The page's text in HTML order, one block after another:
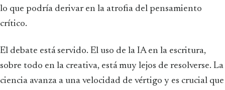
lo que podría derivar en la atrofia del pensamiento
crítico.
El debate está servido. El uso de la IA en la escritura,
sobre todo en la creativa, está muy lejos de resolverse. La
ciencia avanza a una velocidad de vértigo y es crucial que